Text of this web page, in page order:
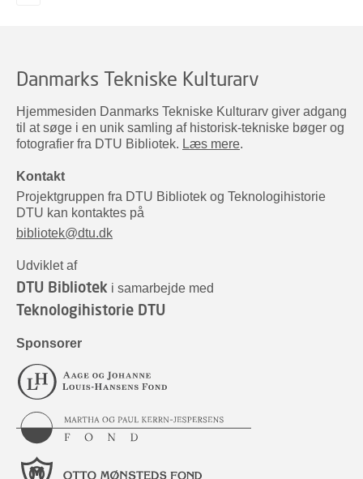
Danmarks Tekniske Kulturarv
Hjemmesiden Danmarks Tekniske Kulturarv giver adgang
til at søge i en unik samling af historisk-tekniske bøger og
fotografier fra DTU Bibliotek. Læs mere.
Kontakt
Projektgruppen fra DTU Bibliotek og Teknologihistorie
DTU kan kontaktes på
bibliotek@dtu.dk
Udviklet af
DTU Bibliotek i samarbejde med
Teknologihistorie DTU
Sponsorer